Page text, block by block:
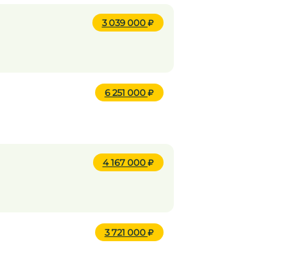
3 039 000
6 251 000
4 167 000
3 721 000